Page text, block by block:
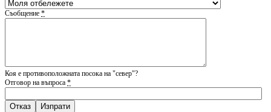
Съобщение *
Коя е противоположната посока на "север"?
Отговор на въпроса *
Отказ